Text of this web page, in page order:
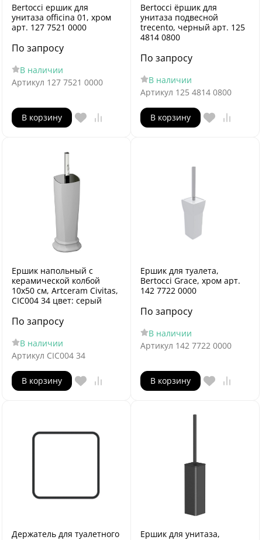
Bertocci ершик для
унитаза officina 01, хром
арт. 127 7521 0000
По запросу
В наличии
Артикул 127 7521 0000
В корзину
Bertocci ёршик для
унитаза подвесной
trecento, черный арт. 125
4814 0800
По запросу
В наличии
Артикул 125 4814 0800
В корзину
Ершик напольный с
керамической колбой
10х50 cм, Artceram Civitas,
CIC004 34 цвет: серый
По запросу
В наличии
Артикул CIC004 34
В корзину
Ершик для туалета,
Bertocci Grace, хром арт.
142 7722 0000
По запросу
В наличии
Артикул 142 7722 0000
В корзину
Держатель для туалетного
Ершик для унитаза,